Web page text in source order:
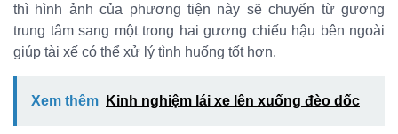
thì hình ảnh của phương tiện này sẽ chuyển từ gương
trung tâm sang một trong hai gương chiếu hậu bên ngoài
giúp tài xế có thể xử lý tình huống tốt hơn.
Xem thêm Kinh nghiệm lái xe lên xuống đèo dốc